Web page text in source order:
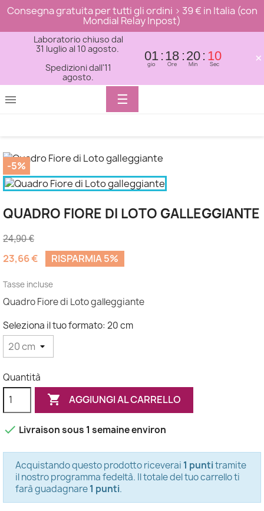
Consegna gratuita per tutti gli ordini > 39 € in Italia (con
Mondial Relay Inpost)
Laboratorio chiuso dal
31 luglio al 10 agosto.
Spedizioni dall'11
agosto.
01
gio
18
Ore
20
Min
10
Sec ×
 Toggle
navigation
☰
-5%
QUADRO FIORE DI LOTO GALLEGGIANTE
24,90 €
23,66 € RISPARMIA 5%
Tasse incluse
Quadro Fiore di Loto galleggiante
Seleziona il tuo formato: 20 cm
Quantità
 AGGIUNGI AL CARRELLO
 Livraison sous 1 semaine environ
Acquistando questo prodotto riceverai 1 puntitramite
il nostro programma fedeltà. Il totale del tuo carrello ti
farà guadagnare1 punti.